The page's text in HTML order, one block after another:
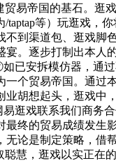
易帝国的基石。逛
等）玩逛戏，
到渠道包、逛戏脚
。逐步打制出本
安拆模仿器，通
个贸易帝国。通
胡想起头，逛戏
逛戏联系我们商
终的贸易成绩发
论是制定策略，
慧，逛戏以实正